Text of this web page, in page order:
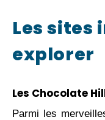
Les sites
explorer
Les Chocolate
Parmi les